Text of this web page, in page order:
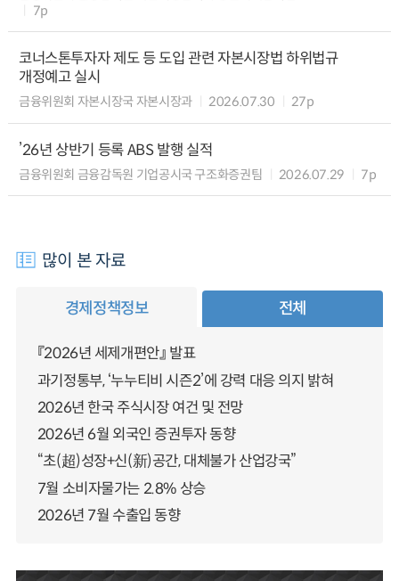
7p
코너스톤투자자 제도 등 도입 관련 자본시장법 하위법규
개정예고 실시
금융위원회 자본시장국 자본시장과 2026.07.30 27p
’26년 상반기 등록 ABS 발행 실적
금융위원회 금융감독원 기업공시국 구조화증권팀 2026.07.29 7p
많이 본 자료
경제정책정보 전체
『2026년 세제개편안』 발표
과기정통부, ‘누누티비 시즌2’에 강력 대응 의지 밝혀
2026년 한국 주식시장 여건 및 전망
2026년 6월 외국인 증권투자 동향
“초(超)성장+신(新)공간, 대체불가 산업강국”
7월 소비자물가는 2.8% 상승
2026년 7월 수출입 동향